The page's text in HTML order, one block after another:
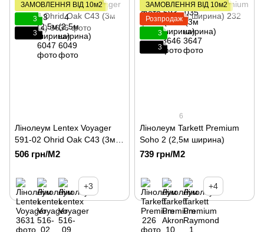
ЗАМОВЛЕННЯ ВІД 10м2
3
3
Лінолеум Lentex Voyager
591-02 Ohrid Oak C43 (3м
ширина)
506 грн/М2
+3
ЗАМОВЛЕННЯ ВІД 10м2
Розпродаж
3
3
6
Лінолеум Tarkett Premium
Soho 2 (2,5м ширина)
739 грн/М2
+4